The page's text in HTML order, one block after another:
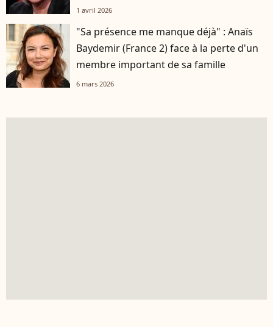
1 avril 2026
"Sa présence me manque déjà" : Anaïs
Baydemir (France 2) face à la perte d'un
membre important de sa famille
6 mars 2026